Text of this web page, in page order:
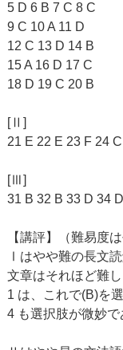
5 D 6 B 7 C 8 C
9 C 10 A 11 D
12 C 13 D 14 B
15 A 16 D 17 C
18 D 19 C 20 B
[Ⅱ]
21 E 22 E 23 F 24
[Ⅲ]
31 B 32 B 33 D 34
【講評】（難易度
Ⅰはやや難の長文読
文章はそれほど難
1 は、これで(B)を
4 も選択肢が微妙で